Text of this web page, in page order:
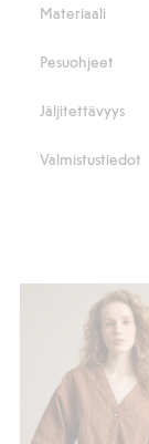
Culotte-malli
Vida ben
Korkea vyötärö
Kaksi
Materiaali
Pesuohjeet
Jäljitettävyys
Valmistustiedot